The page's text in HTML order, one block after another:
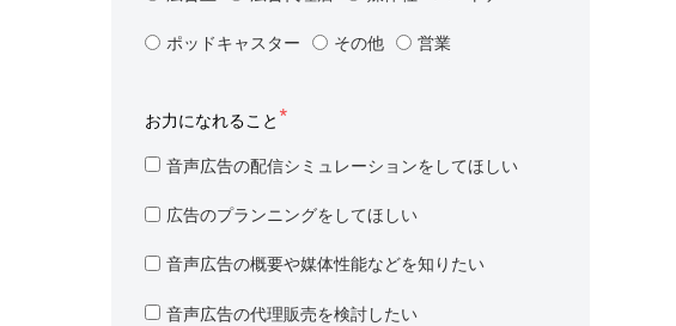
ポッドキャスター その他 営業
お力になれること
音声広告の配信シミュレーションをしてほしい
広告のプランニングをしてほしい
音声広告の概要や媒体性能などを知りたい
音声広告の代理販売を検討したい